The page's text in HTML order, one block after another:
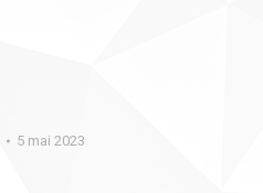
5 mai 2023